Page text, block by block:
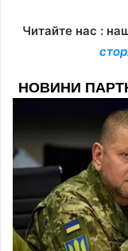
Читайте нас :